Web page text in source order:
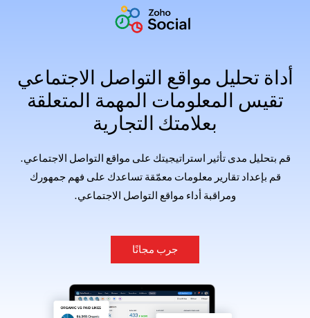
أداة تحليل مواقع التواصل الاجتماعي
تقيس المعلومات المهمة المتعلقة
بعلامتك التجارية
قم بتحليل مدى تأثير استراتيجيتك على مواقع التواصل الاجتماعي.
قم بإعداد تقارير معلومات معمّقة تساعدك على فهم جمهورك
ومراقبة أداء مواقع التواصل الاجتماعي.
جرب مجانًا